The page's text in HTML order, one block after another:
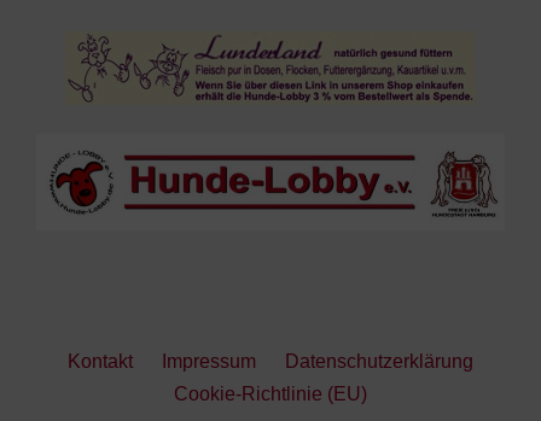
Kontakt Impressum
Datenschutzerklärung
Cookie-Richtlinie (EU)